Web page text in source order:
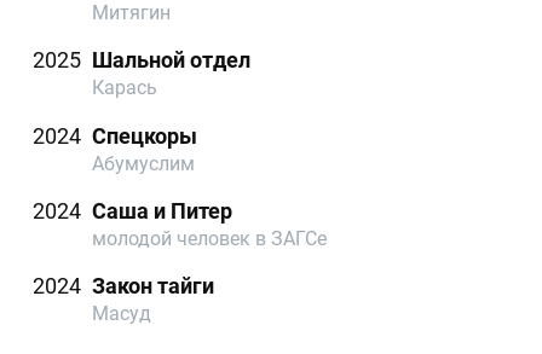
Митягин
2025 Шальной отдел
Карась
2024 Спецкоры
Абумуслим​
2024 Саша и Питер
молодой человек в ЗАГСе
2024 Закон тайги
Масуд